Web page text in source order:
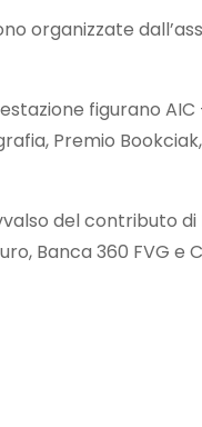
organizzate
figurano AIC
Premio
del contributo
Banca 360 FVG e